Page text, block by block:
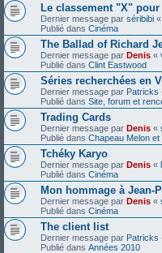
Le classement "X"
Dernier message par séribibi «
Publié dans Cinéma
The Ballad of Richard
Dernier message par Denis «
Publié dans Clint Eastwood
Séries recherchées en
Dernier message par Patricks
Publié dans Site, forum et
Trading Cards
Dernier message par Denis «
Publié dans Chapeau Melon
Tchéky Karyo
Dernier message par Denis «
Publié dans Cinéma
Mon hommage à Jean-
Dernier message par Denis «
Publié dans Cinéma
The client list
Dernier message par Patricks
Publié dans Années 2010